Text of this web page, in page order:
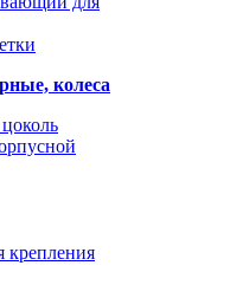
колеса
крепления